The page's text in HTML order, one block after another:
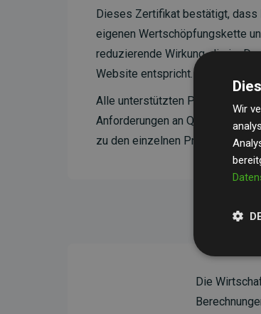
Dieses Zertifikat bestätigt, dass
eigenen Wertschöpfungskette
reduzierende Wirkung, die im
Website entspricht.
Alle unterstützten Projekte
Anforderungen an Qualität,
zu den einzelnen Projekten
Die
Wir